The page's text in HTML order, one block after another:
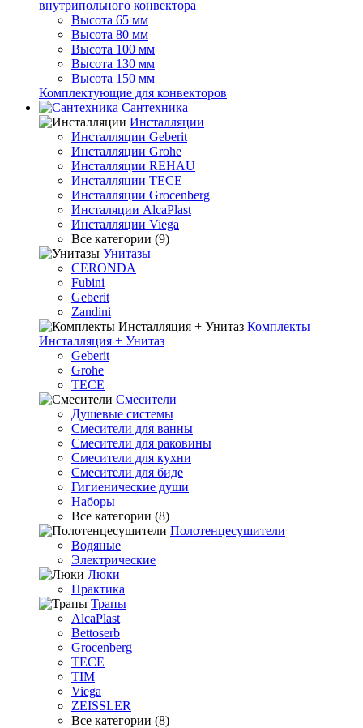
внутрипольного конвектора
Высота 65 мм
Высота 80 мм
Высота 100 мм
Высота 130 мм
Высота 150 мм
Комплектующие для конвекторов
Сантехника
Инсталляции
Инсталляции Geberit
Инсталляции Grohe
Инсталляции REHAU
Инсталляции TECE
Инсталляции Grocenberg
Инсталяции AlcaPlast
Инсталляции Viega
Все категории (9)
Унитазы
CERONDA
Fubini
Geberit
Zandini
Комплекты
Инсталляция + Унитаз
Geberit
Grohe
TECE
Смесители
Душевые системы
Смесители для ванны
Смесители для раковины
Смесители для кухни
Смесители для биде
Гигиенические души
Наборы
Все категории (8)
Полотенцесушители
Водяные
Электрические
Люки
Практика
Трапы
AlcaPlast
Bettoserb
Grocenberg
TECE
TIM
Viega
ZEISSLER
Все категории (8)